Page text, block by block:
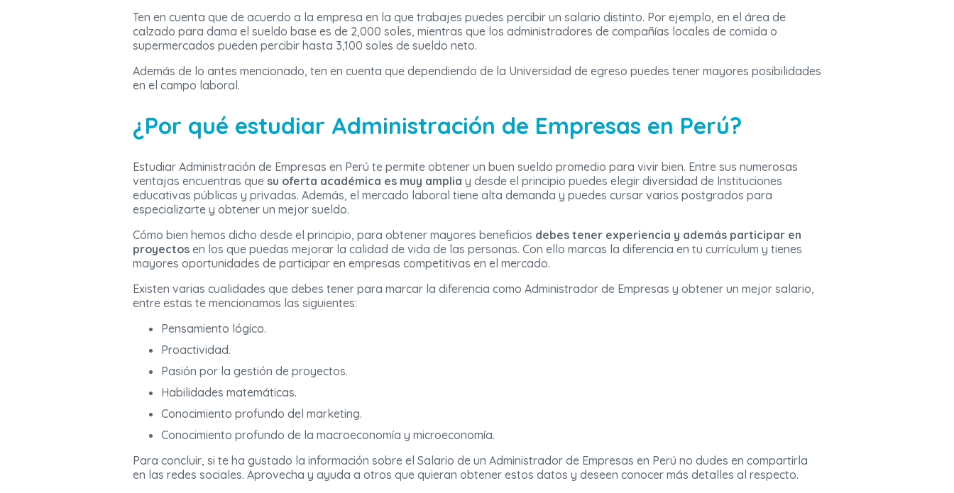
Ten en cuenta que de acuerdo a la empresa en la que trabajes puedes percibir un salario distinto. Por ejemplo, en el área de
calzado para dama el sueldo base es de 2,000 soles, mientras que los administradores de compañías locales de comida o
supermercados pueden percibir hasta 3,100 soles de sueldo neto.
Además de lo antes mencionado, ten en cuenta que dependiendo de la Universidad de egreso puedes tener mayores posibilidades
en el campo laboral.
¿Por qué estudiar Administración de Empresas en Perú?
Estudiar Administración de Empresas en Perú te permite obtener un buen sueldo promedio para vivir bien. Entre sus numerosas
ventajas encuentras que su oferta académica es muy amplia y desde el principio puedes elegir diversidad de Instituciones
educativas públicas y privadas. Además, el mercado laboral tiene alta demanda y puedes cursar varios postgrados para
especializarte y obtener un mejor sueldo.
Cómo bien hemos dicho desde el principio, para obtener mayores beneficios debes tener experiencia y además participar en
proyectos en los que puedas mejorar la calidad de vida de las personas. Con ello marcas la diferencia en tu currículum y tienes
mayores oportunidades de participar en empresas competitivas en el mercado.
Existen varias cualidades que debes tener para marcar la diferencia como Administrador de Empresas y obtener un mejor salario,
entre estas te mencionamos las siguientes:
Pensamiento lógico.
Proactividad.
Pasión por la gestión de proyectos.
Habilidades matemáticas.
Conocimiento profundo del marketing.
Conocimiento profundo de la macroeconomía y microeconomía.
Para concluir, si te ha gustado la información sobre el Salario de un Administrador de Empresas en Perú no dudes en compartirla
en las redes sociales. Aprovecha y ayuda a otros que quieran obtener estos datos y deseen conocer más detalles al respecto.